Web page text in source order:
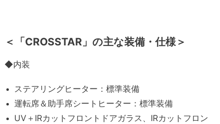
＜「CROSSTAR」の主な装備・仕様＞
◆内装
ステアリングヒーター：標準装備
運転席＆助手席シートヒーター：標準装備
UV＋IRカットフロントドアガラス、IRカットフロン